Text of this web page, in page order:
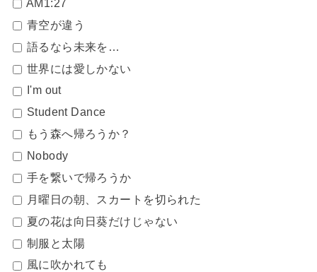
AM1:27
青空が違う
語るなら未来を…
世界には愛しかない
I'm out
Student Dance
もう森へ帰ろうか？
Nobody
手を繋いで帰ろうか
月曜日の朝、スカートを切られた
夏の花は向日葵だけじゃない
制服と太陽
風に吹かれても